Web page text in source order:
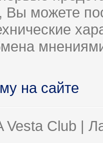
Вы можете
на сайте
Vesta Club |